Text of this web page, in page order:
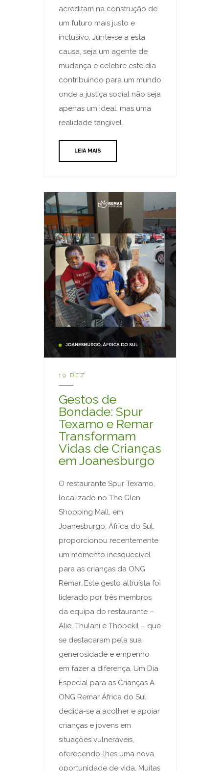
acreditam na construção de
um futuro mais justo e
inclusivo. Junte-se a esta
causa, seja um agente de
mudança e celebre este dia
contribuindo para um mundo
onde a justiça social não seja
apenas um ideal, mas uma
realidade tangível.
LEIA MAIS
19 DEZ
Gestos de
Bondade: Spur
Texamo e Remar
Transformam
Vidas de Crianças
em Joanesburgo
O restaurante Spur Texamo,
localizado no The Glen
Shopping Mall, em
Joanesburgo, África do Sul,
proporcionou recentemente
um momento inesquecível
para as crianças da ONG
Remar. Este gesto altruísta foi
liderado por três membros
da equipa do restaurante –
Alie, Thulani e Thobekil – que
se destacaram pela sua
generosidade e empenho
em fazer a diferença. Um Dia
Especial para as Crianças A
ONG Remar África do Sul
dedica-se a acolher e apoiar
crianças e jovens em
situações vulneráveis,
oferecendo-lhes uma nova
oportunidade de vida. Muitas